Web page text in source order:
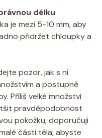
délku
je mezi 5-10 mm, aby
přidržet chloupky a
pozor, jak s ní
a postupně
Příliš velké množství
pravděpodobnost
pokožku, doporučuji
části těla, abyste